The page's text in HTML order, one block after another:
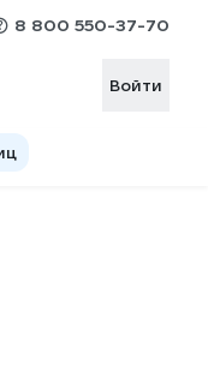
8 800 550-37-70
Войти